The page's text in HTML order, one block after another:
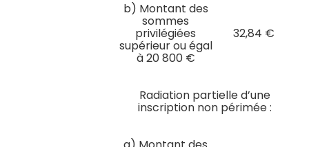
b) Montant des
sommes
privilégiées
supérieur ou égal
à 20 800 €
32,84 €
Radiation partielle d’une
inscription non périmée :